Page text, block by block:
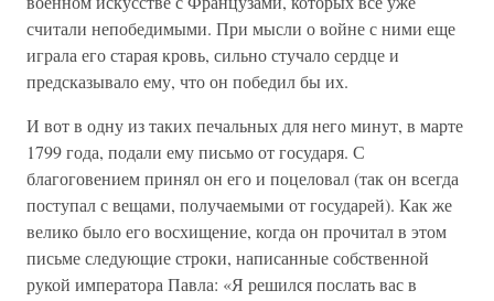
считали непобедимыми. При мысли о войне с ними еще
играла его старая кровь, сильно стучало сердце и
предсказывало ему, что он победил бы их.
И вот в одну из таких печальных для него минут, в марте
1799 года, подали ему письмо от государя. С
благоговением принял он его и поцеловал (так он всегда
поступал с вещами, получаемыми от государей). Как же
велико было его восхищение, когда он прочитал в этом
письме следующие строки, написанные собственной
рукой императора Павла: «Я решился послать вас в